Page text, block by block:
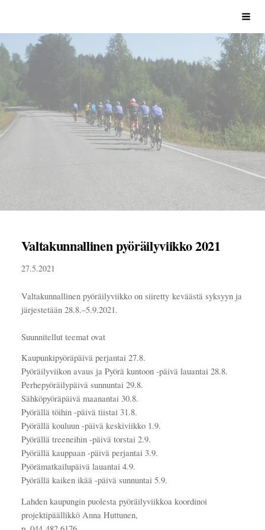
Valtakunnallinen pyöräilyviikko 2021
27.5.2021
Valtakunnallinen pyöräilyviikko on siiretty keväästä syksyyn ja
järjestetään 28.8.–5.9.2021.
Suunnitellut teemat ovat
Kaupunkipyöräpäivä perjantai 27.8.
Pyöräilyviikon avaus ja Pyörä kuntoon -päivä lauantai 28.8.
Perhepyöräilypäivä sunnuntai 29.8.
Sähköpyöräpäivä maanantai 30.8.
Pyörällä töihin -päivä tiistai 31.8.
Pyörällä kouluun -päivä keskiviikko 1.9.
Pyörällä treeneihin -päivä torstai 2.9.
Pyörällä kauppaan -päivä perjantai 3.9.
Pyörämatkailupäivä lauantai 4.9.
Pyörällä kaiken ikää -päivä sunnuntai 5.9.
Lahden kaupungin puolesta pyöräilyviikkoa koordinoi
projektipäällikkö Anna Huttunen,